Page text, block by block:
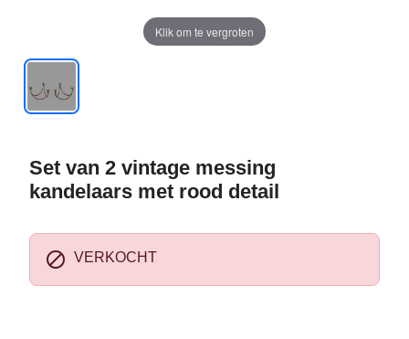
Klik om te vergroten
Set van 2 vintage messing
kandelaars met rood detail
 VERKOCHT